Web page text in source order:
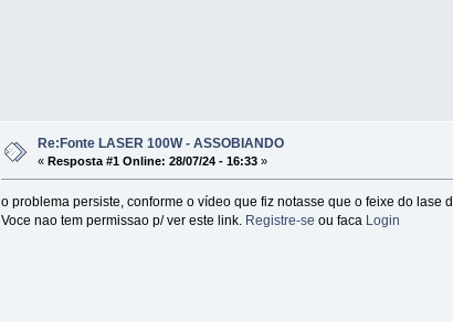
Re:Fonte LASER 100W - ASSOBIANDO
« Resposta #1 Online: 28/07/24 - 16:33»
o problema persiste, conforme o vídeo que fiz notasse que o feixe do lase
Voce nao tem permissao p/ ver este link. Registre-se ou faca Login